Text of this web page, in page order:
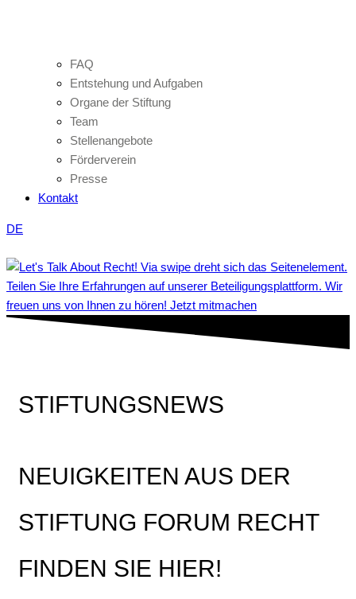
FAQ
Entstehung und Aufgaben
Organe der Stiftung
Team
Stellenangebote
Förderverein
Presse
Kontakt
DE
Teilen Sie Ihre Erfahrungen auf unserer Beteiligungsplattform. Wir
freuen uns von Ihnen zu hören! Jetzt mitmachen
STIFTUNGSNEWS
NEUIGKEITEN AUS DER
STIFTUNG FORUM RECHT
FINDEN SIE HIER!